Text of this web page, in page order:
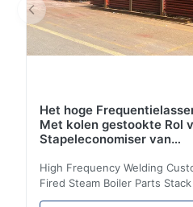
Het hoge
Met kolen gestookte Rol
Stapeleconomiser van
High Frequency Welding
Fired Steam Boiler Parts
Coil Boiler economizer Boiler